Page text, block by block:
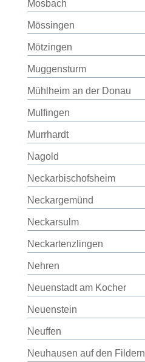
Mosbach
Mössingen
Mötzingen
Muggensturm
Mühlheim an der Donau
Mulfingen
Murrhardt
Nagold
Neckarbischofsheim
Neckargemünd
Neckarsulm
Neckartenzlingen
Nehren
Neuenstadt am Kocher
Neuenstein
Neuffen
Neuhausen auf den Fildern